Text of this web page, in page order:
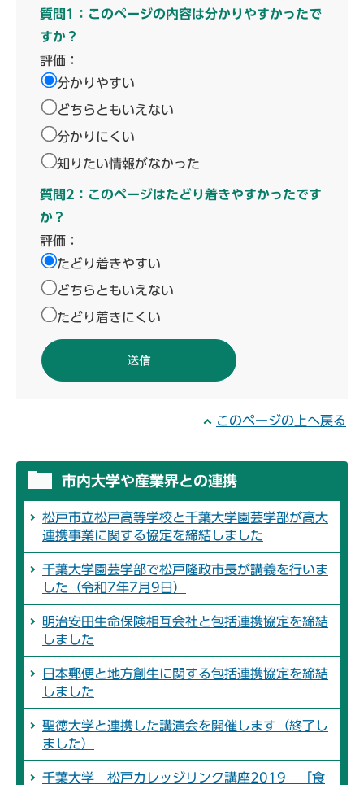
質問1：このページの内容は分かりやすかったで
すか？
評価：
分かりやすい
どちらともいえない
分かりにくい
知りたい情報がなかった
質問2：このページはたどり着きやすかったです
か？
評価：
たどり着きやすい
どちらともいえない
たどり着きにくい
このページの上へ戻る
市内大学や産業界との連携
松戸市立松戸高等学校と千葉大学園芸学部が高大
連携事業に関する協定を締結しました
千葉大学園芸学部で松戸隆政市長が講義を行いま
した（令和7年7月9日）
明治安田生命保険相互会社と包括連携協定を締結
しました
日本郵便と地方創生に関する包括連携協定を締結
しました
聖徳大学と連携した講演会を開催します（終了し
ました）
千葉大学 松戸カレッジリンク講座2019 「食